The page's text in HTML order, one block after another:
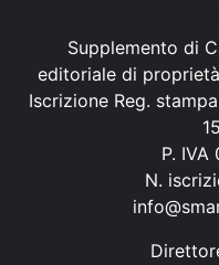
Supplemento di
editoriale di
Iscrizione Reg.
P.
N.